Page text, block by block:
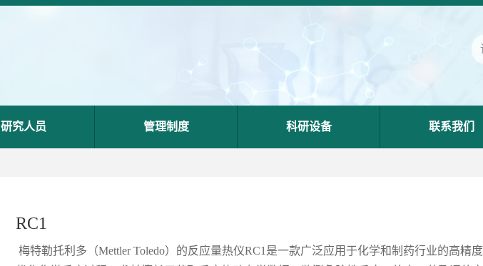
研究人员 管理制度 科研设备 联系我们
RC1
梅特勒托利多（Mettler Toledo）的反应量热仪RC1是一款广泛应用于化学和制药行业的高精